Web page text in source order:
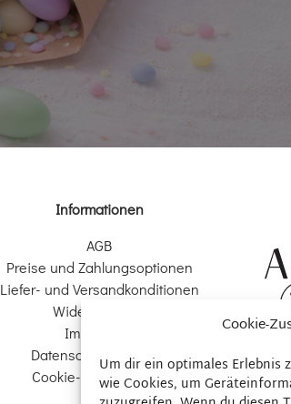
Cookie-
Um dir ein optimales Erlebnis
wie Cookies, um
Informationen
AGB
Preise und Zahlungsoptionen
Liefer- und Versandkonditionen
Widerrufsrecht
Impressum
Datenschutzerklärung
Cookie-Richtlinie (EU)